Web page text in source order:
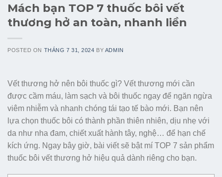
Mách bạn TOP 7 thuốc bôi vết
thương hở an toàn, nhanh liền
POSTED ON THÁNG 7 31, 2024 BY ADMIN
Vết thương hở nên bôi thuốc gì? Vết thương mới cần
được cầm máu, làm sạch và bôi thuốc ngay để ngăn ngừa
viêm nhiễm và nhanh chóng tái tạo tế bào mới. Bạn nên
lựa chọn thuốc bôi có thành phần thiên nhiên, dịu nhẹ với
da như nha đam, chiết xuất hành tây, nghệ… để hạn chế
kích ứng. Ngay bây giờ, bài viết sẽ bật mí TOP 7 sản phẩm
thuốc bôi vết thương hở hiệu quả dành riêng cho bạn.